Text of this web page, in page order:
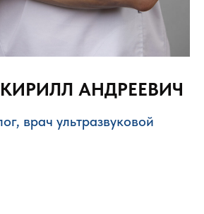
АНДРЕЕВИЧ
врач ультразвуковой